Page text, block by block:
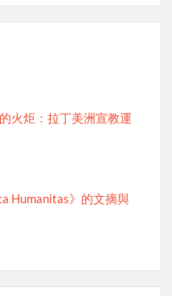
火炬：拉丁美洲宣教運
Humanitas》的文摘與